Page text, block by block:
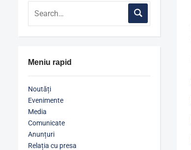
Meniu rapid
Noutăți
Evenimente
Media
Comunicate
Anunțuri
Relația cu presa